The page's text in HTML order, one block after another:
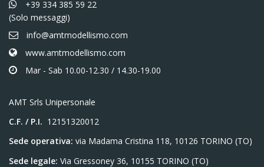
+39 334 385 59 22
(Solo messaggi)
info@amtmodellismo.com
www.amtmodellismo.com
Mar - Sab 10.00-12.30 / 14.30-19.00
AMT Srls Unipersonale
C.F. / P.I. 12151320012
Sede operativa: via Madama Cristina 118, 10126 TORINO (TO)
Sede legale: Via Gressoney 36, 10155 TORINO (TO)